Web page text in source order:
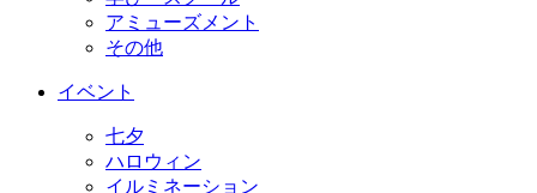
アミューズメント
その他
イベント
七夕
ハロウィン
イルミネーション